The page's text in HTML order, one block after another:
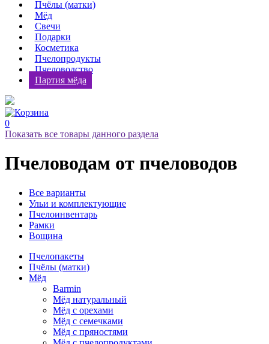
Пчёлы (матки)
Мёд
Свечи
Подарки
Косметика
Пчелопродукты
Пчеловодство
Партия мёда
0
Показать все товары данного раздела
Пчеловодам от пчеловодов
Все варианты
Ульи и комплектующие
Пчелоинвентарь
Рамки
Вощина
Пчелопакеты
Пчёлы (матки)
Мёд
Barmin
Мёд натуральный
Мёд с орехами
Мёд с семечками
Мёд с пряностями